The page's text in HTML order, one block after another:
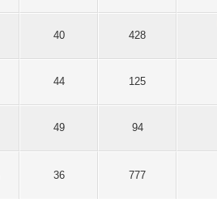
40 428
44 125
49 94
36 777